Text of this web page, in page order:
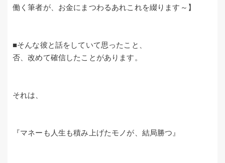
働く筆者が、お金にまつわるあれこれを綴ります～】
■そんな彼と話をしていて思ったこと、
否、改めて確信したことがあります。
それは、
『マネーも人生も積み上げたモノが、結局勝つ』